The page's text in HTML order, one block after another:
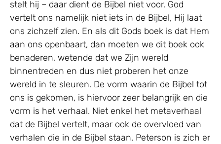
stelt hij – daar dient de Bijbel niet voor. God
vertelt ons namelijk niet iets in de Bijbel, Hij laat
ons zichzelf zien. En als dit Gods boek is dat Hem
aan ons openbaart, dan moeten we dit boek ook
benaderen, wetende dat we Zijn wereld
binnentreden en dus niet proberen het onze
wereld in te sleuren. De vorm waarin de Bijbel tot
ons is gekomen, is hiervoor zeer belangrijk en die
vorm is het verhaal. Niet enkel het metaverhaal
dat de Bijbel vertelt, maar ook de overvloed van
verhalen die in de Bijbel staan. Peterson is zich er